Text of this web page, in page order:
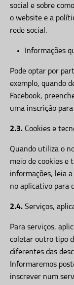
social e sobre
o website e a
rede social.
Informações
Pode optar por
exemplo, quando
Facebook,
uma inscrição
2.3. Cookies e
Quando utiliza o
meio de cookies e
informações, leia
no aplicativo para
2.4. Serviços,
Para serviços,
coletar outro tipo
diferentes das
Informaremos
inscrever num